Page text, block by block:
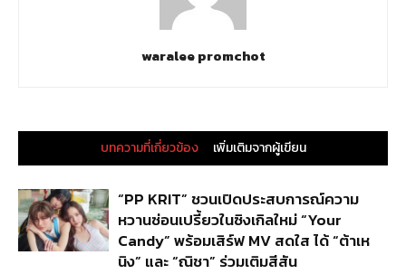
waralee promchot
บทความที่เกี่ยวข้อง เพิ่มเติมจากผู้เขียน
“PP KRIT” ชวนเปิดประสบการณ์ความ
หวานซ่อนเปรี้ยวในซิงเกิลใหม่ “Your
Candy” พร้อมเสิร์ฟ MV สดใส ได้ “ต้าเห
นิง” และ “ณิชา” ร่วมเติมสีสัน